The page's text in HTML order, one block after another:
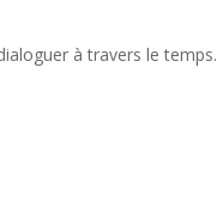
à travers le temps.